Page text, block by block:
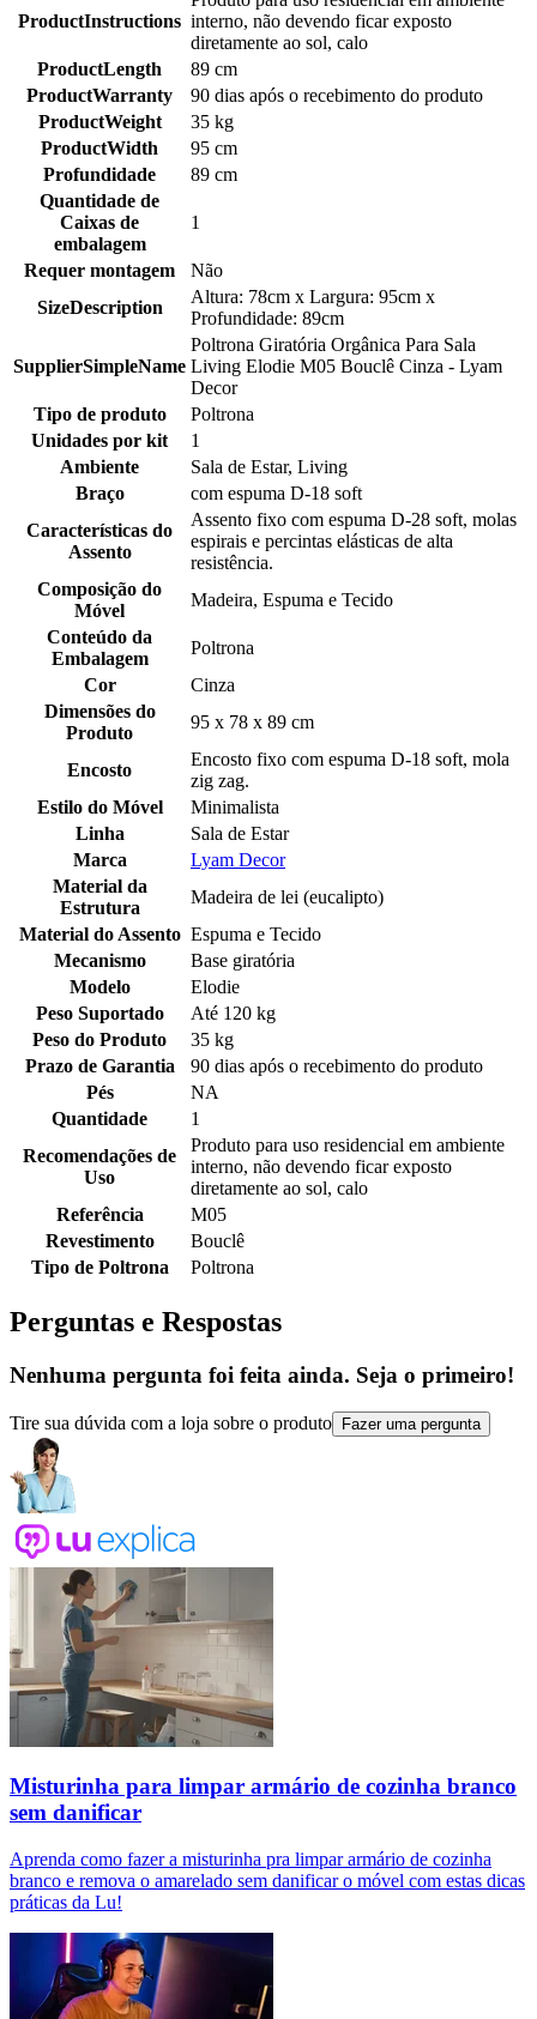
ProductInstructions interno, não devendo ficar exposto
diretamente ao sol, calo
ProductLength
89 cm
ProductWarranty
90 dias após o recebimento do produto
ProductWeight
35 kg
ProductWidth
95 cm
Profundidade
89 cm
Quantidade de
Caixas de
embalagem
1
Requer montagem
Não
SizeDescription
Altura: 78cm x Largura: 95cm x
Profundidade: 89cm
SupplierSimpleName
Poltrona Giratória Orgânica Para Sala
Living Elodie M05 Bouclê Cinza - Lyam
Decor
Tipo de produto
Poltrona
Unidades por kit
1
Ambiente
Sala de Estar, Living
Braço
com espuma D-18 soft
Características do
Assento
Assento fixo com espuma D-28 soft, molas
espirais e percintas elásticas de alta
resistência.
Composição do
Móvel
Madeira, Espuma e Tecido
Conteúdo da
Embalagem
Poltrona
Cor
Cinza
Dimensões do
Produto
95 x 78 x 89 cm
Encosto
Encosto fixo com espuma D-18 soft, mola
zig zag.
Estilo do Móvel
Minimalista
Linha
Sala de Estar
Marca
Lyam Decor
Material da
Estrutura
Madeira de lei (eucalipto)
Material do Assento Espuma e Tecido
Mecanismo
Base giratória
Modelo
Elodie
Peso Suportado
Até 120 kg
Peso do Produto
35 kg
Prazo de Garantia
90 dias após o recebimento do produto
Pés
NA
Quantidade
1
Recomendações de
Uso
Produto para uso residencial em ambiente
interno, não devendo ficar exposto
diretamente ao sol, calo
Referência
M05
Revestimento
Bouclê
Tipo de Poltrona
Poltrona
Perguntas e Respostas
Nenhuma pergunta foi feita ainda. Seja o primeiro!
Tire sua dúvida com a loja sobre o produto Fazer uma pergunta
Misturinha para limpar armário de cozinha branco
sem danificar
Aprenda como fazer a misturinha pra limpar armário de cozinha
branco e remova o amarelado sem danificar o móvel com estas dicas
práticas da Lu!